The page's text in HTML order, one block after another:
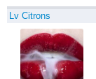
Lv Citrons